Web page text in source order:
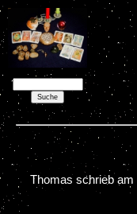
Thomas schrieb am